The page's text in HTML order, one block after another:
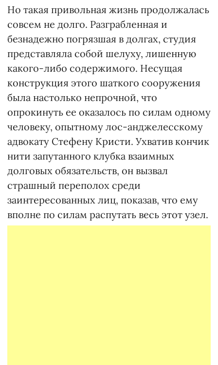
Но такая привольная жизнь продолжалась
совсем не долго. Разграбленная и
безнадежно погрязшая в долгах, студия
представляла собой шелуху, лишенную
какого-либо содержимого. Несущая
конструкция этого шаткого сооружения
была настолько непрочной, что
опрокинуть ее оказалось по силам одному
человеку, опытному лос-анджелесскому
адвокату Стефену Кристи. Ухватив кончик
нити запутанного клубка взаимных
долговых обязательств, он вызвал
страшный переполох среди
заинтересованных лиц, показав, что ему
вполне по силам распутать весь этот узел.